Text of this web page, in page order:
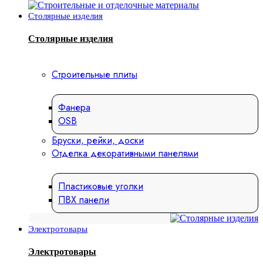
Столярные изделия
Столярные изделия
Строительные плиты
Фанера
OSB
Бруски, рейки, доски
Отделка декоративными панелями
Пластиковые уголки
ПВХ панели
Электротовары
Электротовары